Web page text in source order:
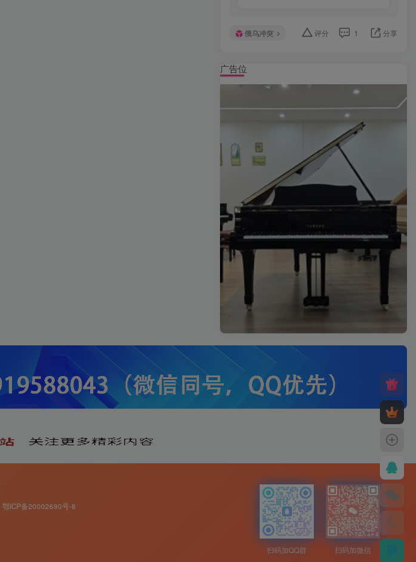
俄乌冲突 评分 1 分享
广告位
鄂ICP备20002690号-8
扫码加QQ群 扫码加微信